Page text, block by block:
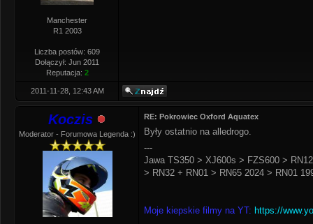
Manchester
R1 2003
Liczba postów: 609
Dołączył: Jun 2011
Reputacja: 2
2011-11-28, 12:43 AM
Koczis
Moderator - Forumowa Legenda :)
RE: Pokrowiec Oxford Aquatex
Były ostatnio na alledrogo.
---
Jawa TS350 > XJ600s > FZS600 >
> RN32 + RN01 > RN65 2024 > RN01
Moje kiepskie filmy na YT: https://